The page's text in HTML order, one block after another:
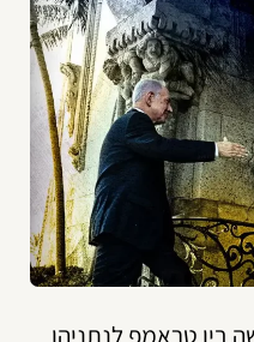
בין טראמפ לנתניהו